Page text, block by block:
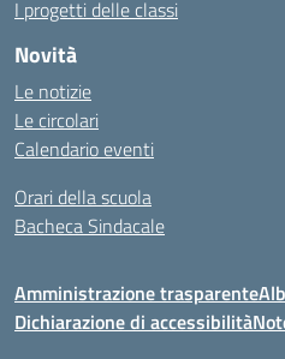
I progetti delle classi
Novità
Le notizie
Le circolari
Calendario eventi
Orari della scuola
Bacheca Sindacale
Amministrazione trasparente
Dichiarazione di accessibilità